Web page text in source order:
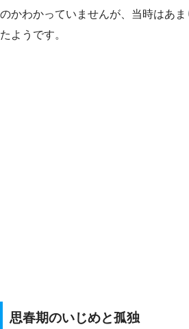
のかわかっていませんが、当時はあ
たようです。
思春期のいじめと孤独